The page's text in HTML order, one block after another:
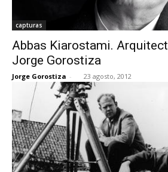
capturas
Abbas Kiarostami.
Jorge Gorostiza
Jorge Gorostiza - 23 agosto, 2012